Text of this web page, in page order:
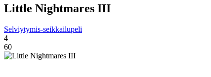
Little Nightmares III
Selviytymis-seikkailupeli
4
60